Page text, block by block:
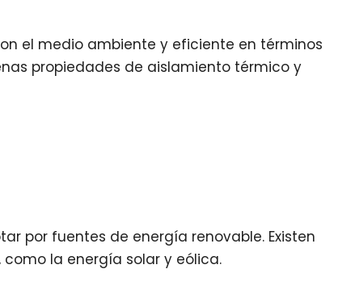
el medio ambiente y eficiente en términos
propiedades de aislamiento térmico y
por fuentes de energía renovable. Existen
la energía solar y eólica.